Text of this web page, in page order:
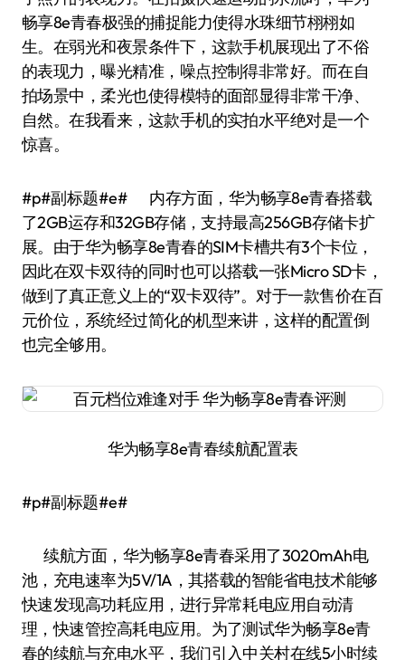
畅享8e青春极强的捕捉能力使得水珠细节栩栩如
生。在弱光和夜景条件下，这款手机展现出了不俗
的表现力，曝光精准，噪点控制得非常好。而在自
拍场景中，柔光也使得模特的面部显得非常干净、
自然。在我看来，这款手机的实拍水平绝对是一个
惊喜。
#p#副标题#e# 内存方面，华为畅享8e青春搭载
了2GB运存和32GB存储，支持最高256GB存储卡扩
展。由于华为畅享8e青春的SIM卡槽共有3个卡位，
因此在双卡双待的同时也可以搭载一张Micro SD卡，
做到了真正意义上的“双卡双待”。对于一款售价在百
元价位，系统经过简化的机型来讲，这样的配置倒
也完全够用。
华为畅享8e青春续航配置表
#p#副标题#e#
续航方面，华为畅享8e青春采用了3020mAh电
池，充电速率为5V/1A，其搭载的智能省电技术能够
快速发现高功耗应用，进行异常耗电应用自动清
理，快速管控高耗电应用。为了测试华为畅享8e青
春的续航与充电水平，我们引入中关村在线5小时续